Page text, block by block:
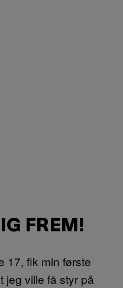
FREM!
17, fik min første
ville få styr på